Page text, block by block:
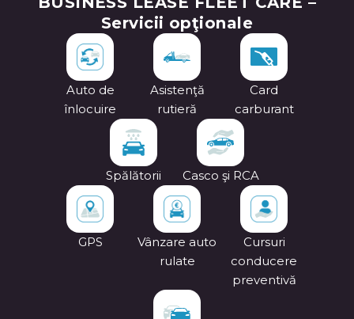
Servicii opţionale
Auto de
înlocuire
Asistenţă
rutieră
Card
carburant
Spălătorii Casco şi RCA
GPS
Vânzare auto
rulate
Cursuri
conducere
preventivă